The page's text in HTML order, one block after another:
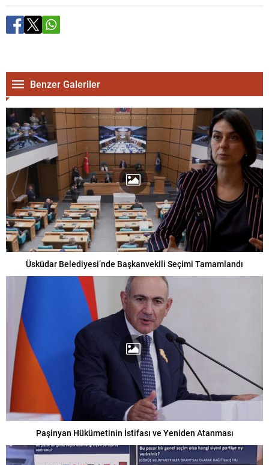
Benzer Galeriler
Üsküdar Belediyesi’nde Başkanvekili Seçimi Tamamlandı
Paşinyan Hükümetinin İstifası ve Yeniden Atanması